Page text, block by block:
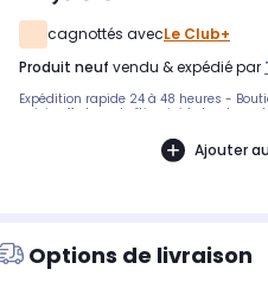
cagnottés avecLe Club+
produit neuf vendu & expédié par
Expédition rapide 24 à 48 heures -
suivie offerte en boîtier rigide haute
Ajouter
Options de livraison